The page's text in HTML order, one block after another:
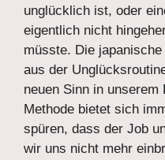
unglücklich ist, oder
eigentlich nicht
müsste. Die
aus der
neuen Sinn in
Methode bietet sich
spüren, dass der Job
wir uns nicht mehr